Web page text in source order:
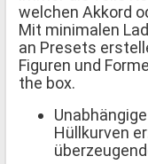
welchen Akkord
Mit minimalen
an Presets
Figuren und
the box.
Hüllkurven